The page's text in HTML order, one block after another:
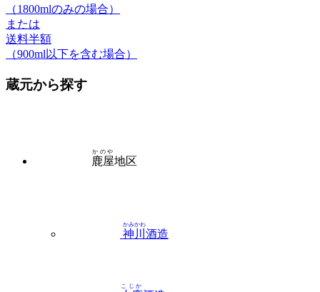
（1800mlのみの場合）
または
送料半額
（900ml以下を含む場合）
蔵元から探す
鹿屋
かのや
地区
神川
かみかわ
酒造
こじか